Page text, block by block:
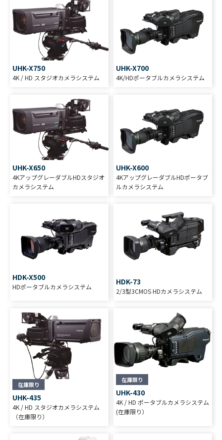
UHK-X750
4K / HD スタジオカメラシステム
UHK-X700
4K/HDポータブルカメラシステム
UHK-X650
4KアップグレーダブルHDスタジオ
カメラシステム
UHK-X600
4KアップグレーダブルHDポータブ
ルカメラシステム
HDK-X500
HDポータブルカメラシステム
HDK-73
2/3型3CMOS HDカメラシステム
在庫限り
UHK-435
4K / HD スタジオカメラシステム
（在庫限り）
在庫限り
UHK-430
4K / HD ポータブルカメラシステム
(在庫限り）